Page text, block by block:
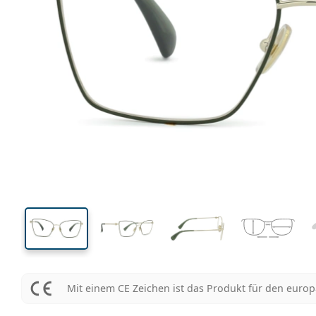
137 mm
Brillenbreite
49 mm
Glashöhe Glasbreite
Glasbreite
Mit einem CE Zeichen ist das Produkt für den